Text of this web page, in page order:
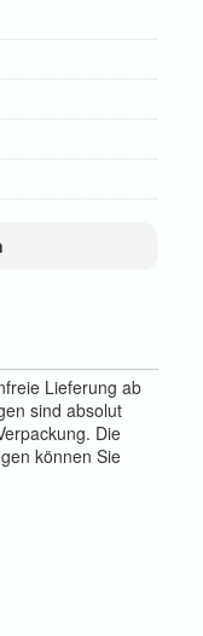
Lieferung ab
sind absolut
Die
können Sie